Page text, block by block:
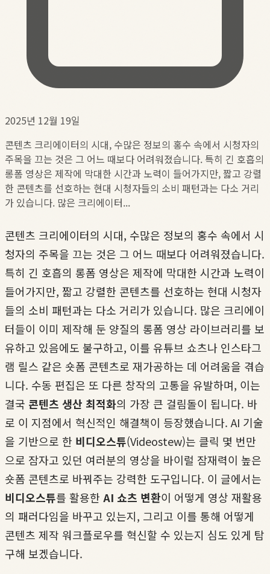
2025년 12월 19일
콘텐츠 크리에이터의 시대, 수많은 정보의 홍수 속에서 시청자의
주목을 끄는 것은 그 어느 때보다 어려워졌습니다. 특히 긴 호흡의
롱폼 영상은 제작에 막대한 시간과 노력이 들어가지만, 짧고 강렬
한 콘텐츠를 선호하는 현대 시청자들의 소비 패턴과는 다소 거리
가 있습니다. 많은 크리에이터...
콘텐츠 크리에이터의 시대, 수많은 정보의 홍수 속에서 시
청자의 주목을 끄는 것은 그 어느 때보다 어려워졌습니다.
특히 긴 호흡의 롱폼 영상은 제작에 막대한 시간과 노력이
들어가지만, 짧고 강렬한 콘텐츠를 선호하는 현대 시청자
들의 소비 패턴과는 다소 거리가 있습니다. 많은 크리에이
터들이 이미 제작해 둔 양질의 롱폼 영상 라이브러리를 보
유하고 있음에도 불구하고, 이를 유튜브 쇼츠나 인스타그
램 릴스 같은 숏폼 콘텐츠로 재가공하는 데 어려움을 겪습
니다. 수동 편집은 또 다른 창작의 고통을 유발하며, 이는
결국 콘텐츠 생산 최적화의 가장 큰 걸림돌이 됩니다. 바
로 이 지점에서 혁신적인 해결책이 등장했습니다. AI 기술
을 기반으로 한 비디오스튜(Videostew)는 클릭 몇 번만
으로 잠자고 있던 여러분의 영상을 바이럴 잠재력이 높은
숏폼 콘텐츠로 바꿔주는 강력한 도구입니다. 이 글에서는
비디오스튜를 활용한 AI 쇼츠 변환이 어떻게 영상 재활용
의 패러다임을 바꾸고 있는지, 그리고 이를 통해 어떻게
콘텐츠 제작 워크플로우를 혁신할 수 있는지 심도 있게 탐
구해 보겠습니다.